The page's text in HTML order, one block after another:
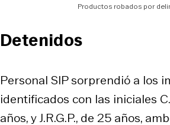
Productos robados por
Detenidos
Personal SIP sorprendió a los
identificados con las iniciales
años, y J.R.G.P., de 25 años,